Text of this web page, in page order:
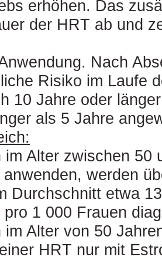
erhöhen. Das
der HRT ab und
Nach
Risiko im Laufe
10 Jahre oder
als 5 Jahre
im Alter zwischen 50
anwenden, werden
Durchschnitt etwa
pro 1 000 Frauen
im Alter von 50
HRT nur mit